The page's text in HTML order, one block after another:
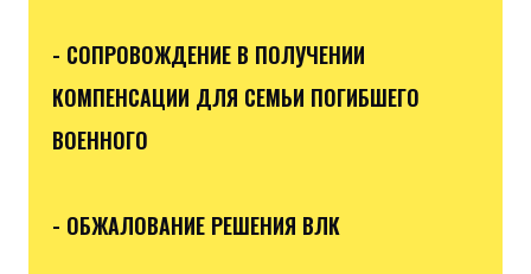
- СОПРОВОЖДЕНИЕ В ПОЛУЧЕНИИ
КОМПЕНСАЦИИ ДЛЯ СЕМЬИ ПОГИБШЕГО
ВОЕННОГО
- ОБЖАЛОВАНИЕ РЕШЕНИЯ ВЛК